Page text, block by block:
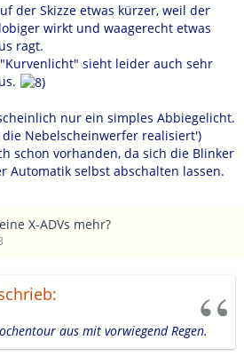
der Skizze etwas kürzer, weil der
wirkt und waagerecht etwas
ragt.
sieht leider auch sehr
nur ein simples Abbiegelicht.
die Nebelscheinwerfer realisiert')
schon vorhanden, da sich die Blinker
Automatik selbst abschalten lassen.
X-ADVs mehr?
aus mit vorwiegend Regen.